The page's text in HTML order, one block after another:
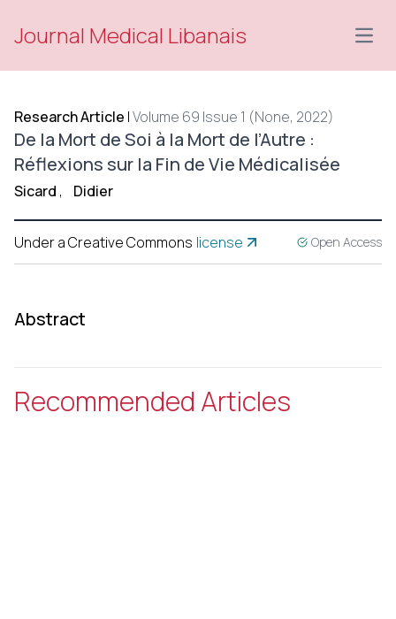
Journal Medical Libanais
Research Article |Volume 69 Issue 1 (None, 2022)
De la Mort de Soi à la Mort de l’Autre :
Réflexions sur la Fin de Vie Médicalisée
Sicard , Didier
Under a Creative Commons license Open Access
Abstract
Recommended Articles